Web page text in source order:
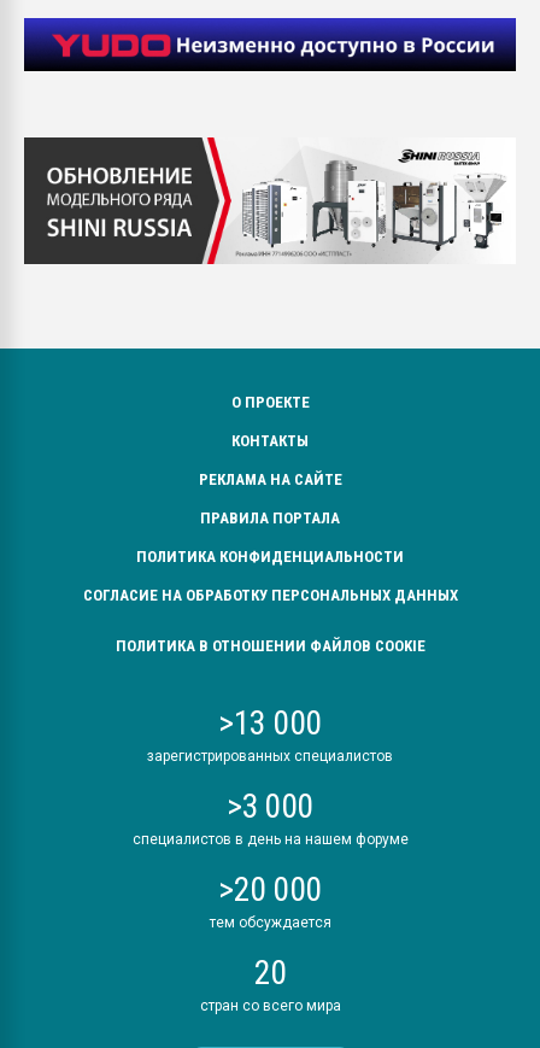
О ПРОЕКТЕ
КОНТАКТЫ
РЕКЛАМА НА САЙТЕ
ПРАВИЛА ПОРТАЛА
ПОЛИТИКА КОНФИДЕНЦИАЛЬНОСТИ
СОГЛАСИЕ НА ОБРАБОТКУ ПЕРСОНАЛЬНЫХ ДАННЫХ
ПОЛИТИКА В ОТНОШЕНИИ ФАЙЛОВ COOKIE
>13 000
зарегистрированных специалистов
>3 000
специалистов в день на нашем форуме
>20 000
тем обсуждается
20
стран со всего мира